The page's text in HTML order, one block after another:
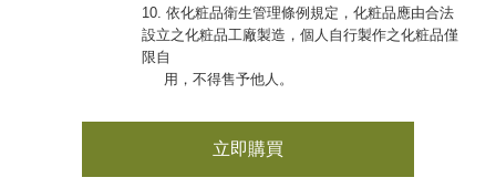
10. 依化粧品衛生管理條例規定，化粧品應由合法
設立之化粧品工廠製造，個人自行製作之化粧品僅
限自
用，不得售予他人。
立即購買